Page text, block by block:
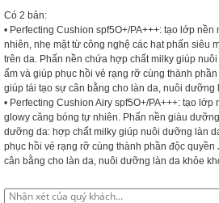
Có 2 bản:
• Perfecting Cushion spf5O+/PA+++: tạo lớp
nhiên, nhẹ mặt từ công nghệ các hạt phấn siêu
trên da. Phấn nền chứa hợp chất milky giúp
ẩm và giúp phục hồi vẻ rạng rỡ cùng thành
giúp tái tạo sự cân bằng cho làn da, nuôi dưỡng
• Perfecting Cushion Airy spf5O+/PA+++: tạo
glowy căng bóng tự nhiên. Phấn nền giàu
dưỡng da: hợp chất milky giúp nuôi dưỡng làn
phục hồi vẻ rạng rỡ cùng thành phần độc quyền
cân bằng cho làn da, nuôi dưỡng làn da khỏe